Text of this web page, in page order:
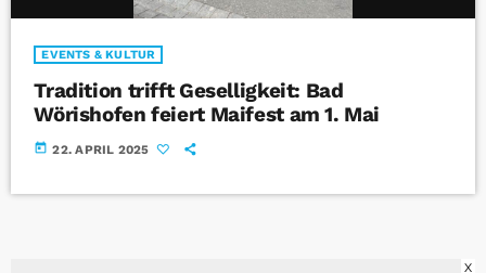
EVENTS & KULTUR
Tradition trifft Geselligkeit: Bad
Wörishofen feiert Maifest am 1. Mai
today 22. APRIL 2025
X